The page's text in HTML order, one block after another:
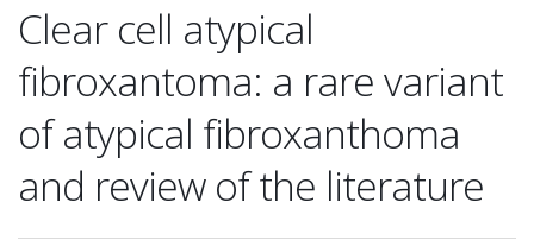
Clear cell atypical
fibroxantoma: a rare variant
of atypical fibroxanthoma
and review of the literature